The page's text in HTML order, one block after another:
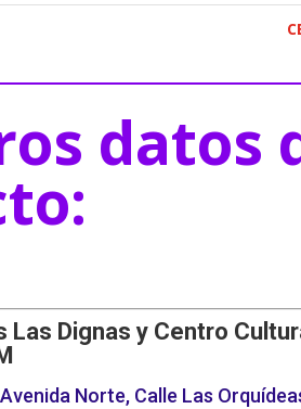
datos
Dignas y Centro
Norte, Calle Las